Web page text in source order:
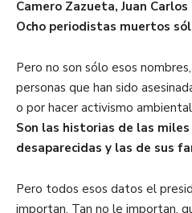
Camero Zazueta, Juan
Ocho periodistas muertos
Pero no son sólo esos
personas que han sido
o por hacer activismo
Son las historias de las
desaparecidas y las de sus
Pero todos esos datos el
importan. Tan no le importan,